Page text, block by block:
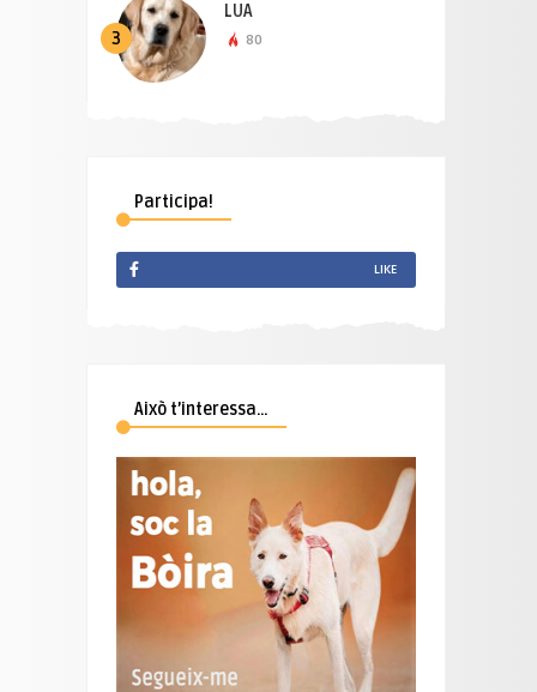
3
LUA
80
Participa!
LIKE
Això t’interessa…